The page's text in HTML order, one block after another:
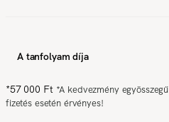
A tanfolyam díja
*57 000 Ft *A kedvezmény egyösszegű
fizetés esetén érvényes!